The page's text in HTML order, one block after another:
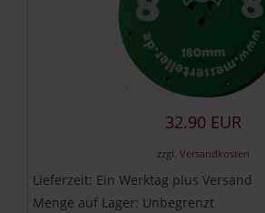
32.90 EUR
zzgl. Versandkosten
Lieferzeit: Ein Werktag plus Versand
Menge auf Lager: Unbegrenzt